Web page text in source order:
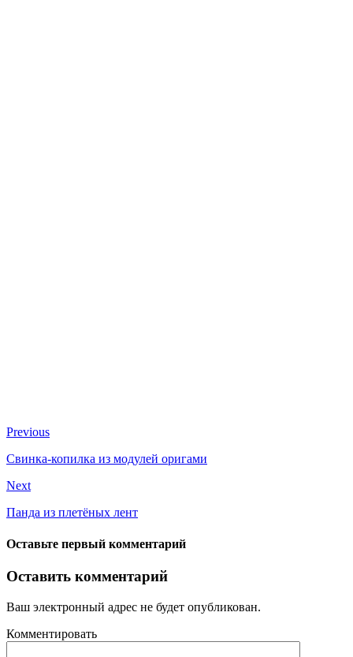
Previous
Свинка-копилка из модулей оригами
Next
Панда из плетёных лент
Оставьте первый комментарий
Оставить комментарий
Ваш электронный адрес не будет опубликован.
Комментировать